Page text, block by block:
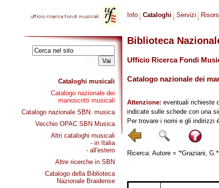
Cataloghi musicali
Catalogo nazionale dei
manoscritti musicali
Catalogo nazionale SBN: musica
Vecchio OPAC SBN Musica
Altri cataloghi musicali
- in Italia
- all'estero
Altre ricerche in SBN
Catalogo della Biblioteca
Nazionale Braidense
Info Cataloghi Servizi
Biblioteca
Ufficio Ricerca Fondi
Catalogo nazionale dei
Attenzione: eventuali richieste
indicate sulle schede con una
Per trovare i nomi e gli indirizzi
Ricerca: Autore = '*Graziani,